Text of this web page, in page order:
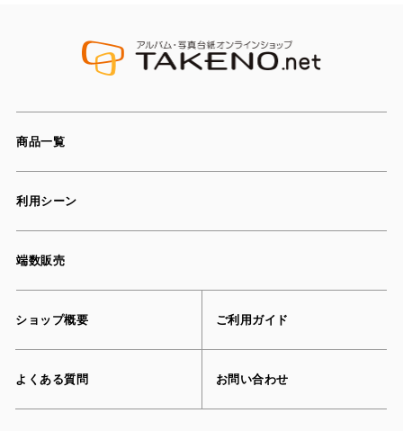
商品一覧
利用シーン
端数販売
ショップ概要 ご利用ガイド
よくある質問 お問い合わせ